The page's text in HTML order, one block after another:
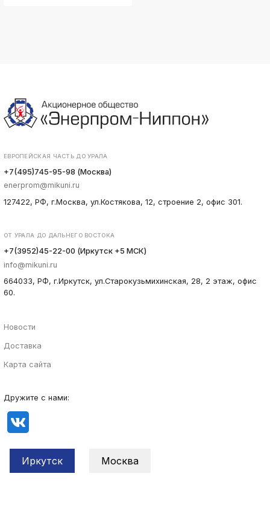
ЕВРОПЕЙСКАЯ ЧАСТЬ ДО УРАЛА
+7(495)745-95-98 (Москва)
enerprom@mikuni.ru
127422, РФ, г.Москва, ул.Костякова, 12, строение 2, офис 301.
ОТ УРАЛА ДО ДАЛЬНЕГО ВОСТОКА
+7(3952)45-22-00 (Иркутск +5 МСК)
info@mikuni.ru
664033, РФ, г.Иркутск, ул.Старокузьмихинская, 28, 2 этаж, офис
60.
Новости
Доставка
Карта сайта
Дружите с нами:
Иркутск Москва